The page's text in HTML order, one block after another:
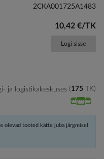
2CKA001725A1483
10,42 €/TK
Logi sisse
ja logistikakeskuses 175 TK
olevad tooted kätte juba järgmisel